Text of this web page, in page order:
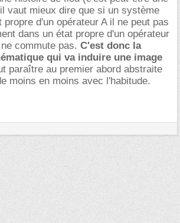
vaut mieux dire que si un système
propre d'un opérateur A il ne peut pas
dans un état propre d'un opérateur
commute pas. C'est donc la
qui va induire une image
paraître au premier abord abstraite
moins en moins avec l'habitude.